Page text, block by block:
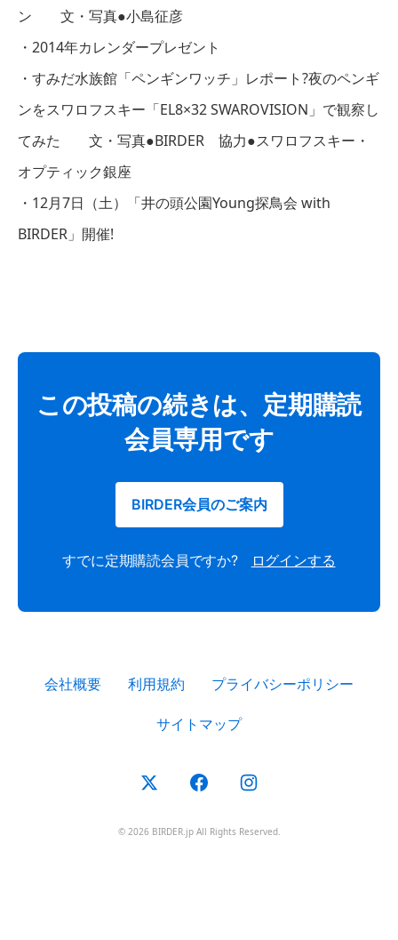
ン 文・写真●小島征彦
・2014年カレンダープレゼント
・すみだ水族館「ペンギンワッチ」レポート?夜のペンギ
ンをスワロフスキー「EL8×32 SWAROVISION」で観察し
てみた 文・写真●BIRDER 協力●スワロフスキー・
オプティック銀座
・12月7日（土）「井の頭公園Young探鳥会 with
BIRDER」開催!
この投稿の続きは、定期購読
会員専用です
BIRDER会員のご案内
すでに定期購読会員ですか? ログインする
会社概要 利用規約 プライバシーポリシー
サイトマップ
© 2026 BIRDER.jp All Rights Reserved.